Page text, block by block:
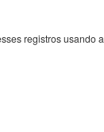
registros usando a